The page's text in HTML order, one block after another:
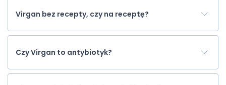
Virgan bez recepty, czy na receptę?
Czy Virgan to antybiotyk?